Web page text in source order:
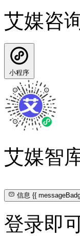
艾媒咨
小程序
艾媒智
信息{{
登录即